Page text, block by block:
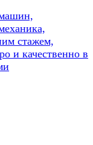
стажем,
и качественно в